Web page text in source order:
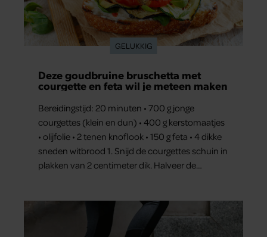
GELUKKIG
Deze goudbruine bruschetta met
courgette en feta wil je meteen maken
Bereidingstijd: 20 minuten • 700 g jonge
courgettes (klein en dun) • 400 g kerstomaatjes
• olijfolie • 2 tenen knoflook • 150 g feta • 4 dikke
sneden witbrood 1. Snijd de courgettes schuin in
plakken van 2 centimeter dik. Halveer de